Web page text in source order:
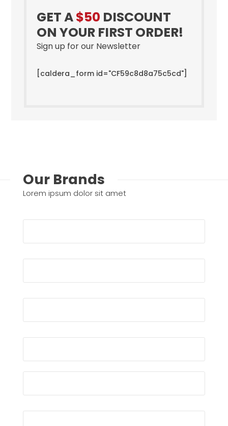
GET A$50 DISCOUNT
ON YOUR FIRST ORDER!
Sign up for our Newsletter
[caldera_form id="CF59c8d8a75c5cd"]
Our Brands
Lorem ipsum dolor sit amet